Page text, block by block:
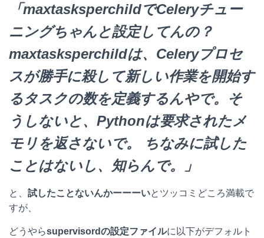
「maxtasksperchildでCeleryチュー
ニングちゃんと設定してんの？
maxtasksperchildは、Celeryプロセ
スが勝手に殺して新しい作業を開始す
るタスクの数を定義するんやで。そ
うしないと、Pythonは要求されたメ
モリを返さないで。 ちなみに試した
ことはないし、知らんで。」
と、 試したことないんかーーーいとツッコミどころ満載で
すが、
どうやらsupervisordの設定ファイルに以下がデフォルト